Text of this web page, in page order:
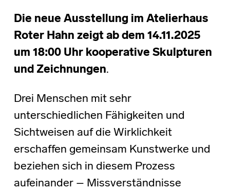
Die neue Ausstellung im Atelierhaus
Roter Hahn zeigt ab dem 14.11.2025
um 18:00 Uhr kooperative Skulpturen
und Zeichnungen.
Drei Menschen mit sehr
unterschiedlichen Fähigkeiten und
Sichtweisen auf die Wirklichkeit
erschaffen gemeinsam Kunstwerke und
beziehen sich in diesem Prozess
aufeinander – Missverständnisse